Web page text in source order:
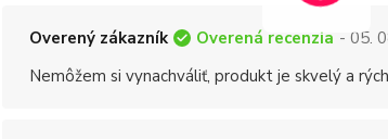
Overený zákazník Overená recenzia - 05.
Nemôžem si vynachváliť, produkt je skvelý a